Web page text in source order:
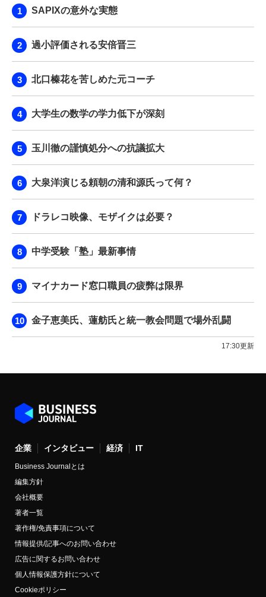
SAPIXの意外な実態
過小評価される安倍晋三
北口榛花を苦しめた元コーチ
大学生の数学の学力低下が深刻
玉川徹の謹慎処分への抗議拡大
大泉洋演じる頼朝の清和源氏って何？
ドラレコ映像、モザイクは必要？
中学受験「塾」最新事情
マイナカード窓口職員の疲弊は限界
金子恵美氏、蓮舫氏と統一教会問題で場外乱闘
17:30更新
企業 インタビュー 経済 IT
Business Journalとは
編集方針
会社概要
著者一覧
著作権/免責事項について
情報提供/記事へのお問い合わせ
広告に関するお問い合わせ
個人情報保護方針について
Cookieポリシー